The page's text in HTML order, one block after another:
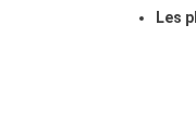
Les